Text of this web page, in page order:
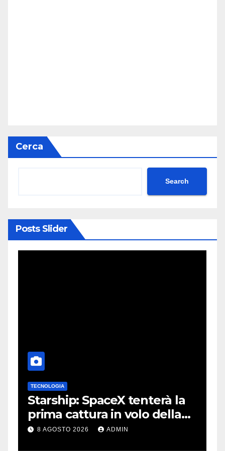
Cerca
Search
Posts Slider
TECNOLOGIA
Starship: SpaceX tenterà la
prima cattura in volo della
navetta
8 AGOSTO 2026 ADMIN